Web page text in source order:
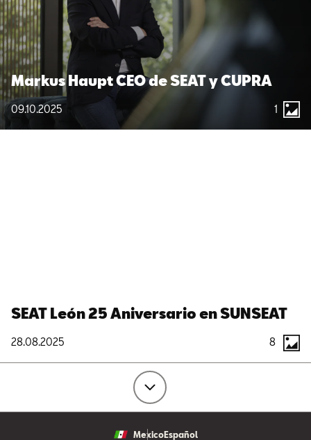
Markus Haupt CEO de SEAT y CUPRA
09.10.2025 1
SEAT León 25 Aniversario en SUNSEAT
28.08.2025 8
MexicoEspañol